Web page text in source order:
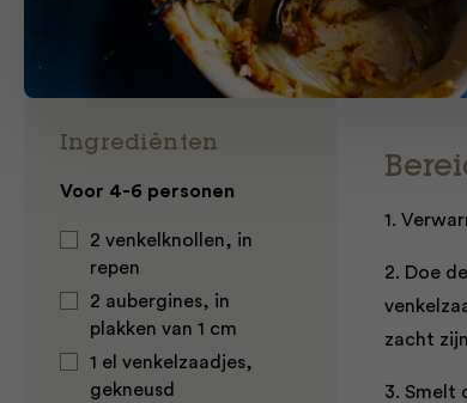
Ingrediënten
Voor 4-6 personen
2 venkelknollen, in
repen
2 aubergines, in
plakken van 1 cm
1 el venkelzaadjes,
gekneusd
1.
2. Doe
zacht
3. Smelt